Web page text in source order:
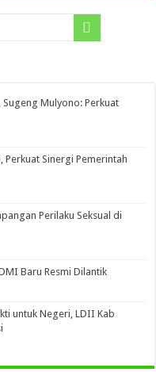
Sugeng Mulyono: Perkuat
Perkuat Sinergi Pemerintah
Perilaku Seksual di
Baru Resmi Dilantik
untuk Negeri, LDII Kab